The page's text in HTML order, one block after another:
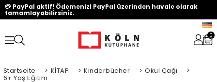
💳 PayPal aktif! Ödemenizi PayPal üzerinden havale olarak
tamamlayabilirsiniz.
0
Startseite > KİTAP > Kinderbücher > Okul Çağı >
6+ Yaş Eğitim